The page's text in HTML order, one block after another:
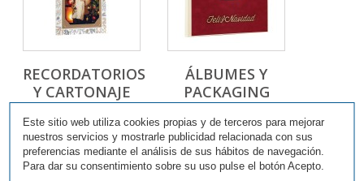
Este sitio web utiliza cookies propias y de terceros para mejorar
nuestros servicios y mostrarle publicidad relacionada con sus
preferencias mediante el análisis de sus hábitos de navegación.
Para dar su consentimiento sobre su uso pulse el botón Acepto.
RECORDATORIOS
Y CARTONAJE
ÁLBUMES Y
PACKAGING